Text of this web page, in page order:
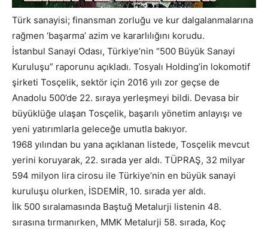
Türk sanayisi; finansman zorluğu ve kur dalgalanmalarına
rağmen ‘başarma’ azim ve kararlılığını korudu.
İstanbul Sanayi Odası, Türkiye’nin “500 Büyük Sanayi
Kuruluşu” raporunu açıkladı. Tosyalı Holding’in lokomotif
şirketi Tosçelik, sektör için 2016 yılı zor geçse de
Anadolu 500’de 22. sıraya yerleşmeyi bildi. Devasa bir
büyüklüğe ulaşan Tosçelik, başarılı yönetim anlayışı ve
yeni yatırımlarla geleceğe umutla bakıyor.
1968 yılından bu yana açıklanan listede, Tosçelik mevcut
yerini koruyarak, 22. sırada yer aldı. TÜPRAŞ, 32 milyar
594 milyon lira cirosu ile Türkiye’nin en büyük sanayi
kuruluşu olurken, İSDEMİR, 10. sırada yer aldı.
İlk 500 sıralamasında Baştuğ Metalurji listenin 48.
sırasına tırmanırken, MMK Metalurji 58. sırada, Koç